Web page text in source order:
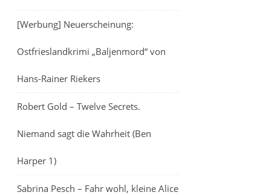
[Werbung] Neuerscheinung:
Ostfrieslandkrimi „Baljenmord“ von
Hans-Rainer Riekers
Robert Gold – Twelve Secrets.
Niemand sagt die Wahrheit (Ben
Harper 1)
Sabrina Pesch – Fahr wohl, kleine Alice